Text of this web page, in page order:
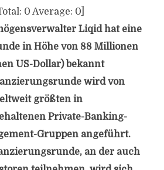
0 Average: 0]
Liqid hat eine
in Höhe von 88 Millionen
US-Dollar) bekannt
wird von
größten in
Private-Banking-
Gruppen angeführt.
an der auch